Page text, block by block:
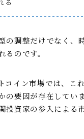
る
の調整だけでなく、
るのです。
コイン市場では、こ
の要因が存在してい
投資家の参入による